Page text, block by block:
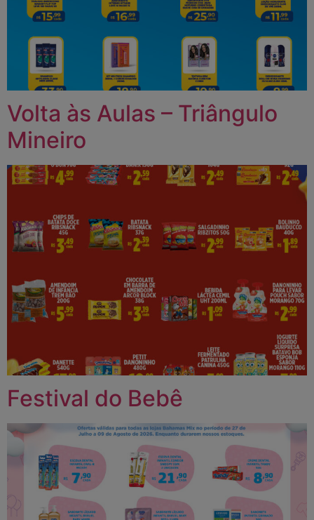
Volta às Aulas – Triângulo
Mineiro
Festival do Bebê